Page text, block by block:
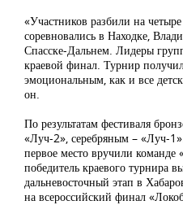
«Участников разбили на
соревновались в Находке,
Спасске-Дальнем. Лидеры
краевой финал. Турнир
эмоциональным, как и все
он.
По результатам фестиваля
«Луч-2», серебряным – «Луч-
первое место вручили команде
победитель краевого турнира
дальневосточный этап в
на всероссийский финал